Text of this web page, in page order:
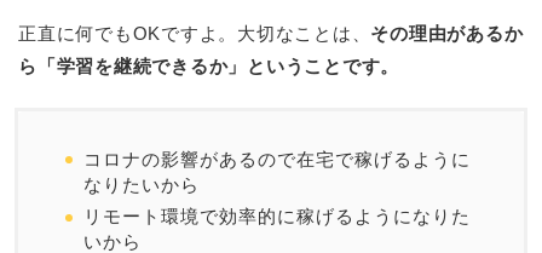
正直に何でもOKですよ。大切なことは、 その理由があるか
ら「学習を継続できるか」ということです。
コロナの影響があるので在宅で稼げるように
なりたいから
リモート環境で効率的に稼げるようになりた
いから